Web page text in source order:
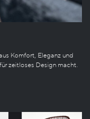
Komfort, Eleganz und
zeitloses Design macht.